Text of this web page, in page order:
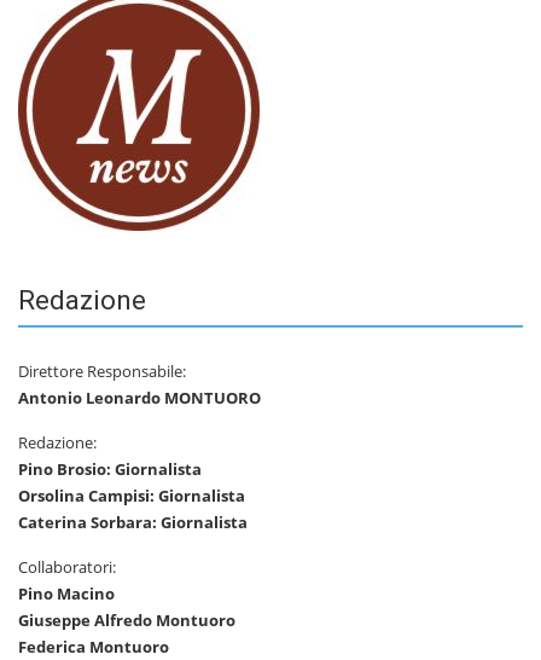
Redazione
Direttore Responsabile:
Antonio Leonardo MONTUORO
Redazione:
Pino Brosio: Giornalista
Orsolina Campisi: Giornalista
Caterina Sorbara: Giornalista
Collaboratori:
Pino Macino
Giuseppe Alfredo Montuoro
Federica Montuoro